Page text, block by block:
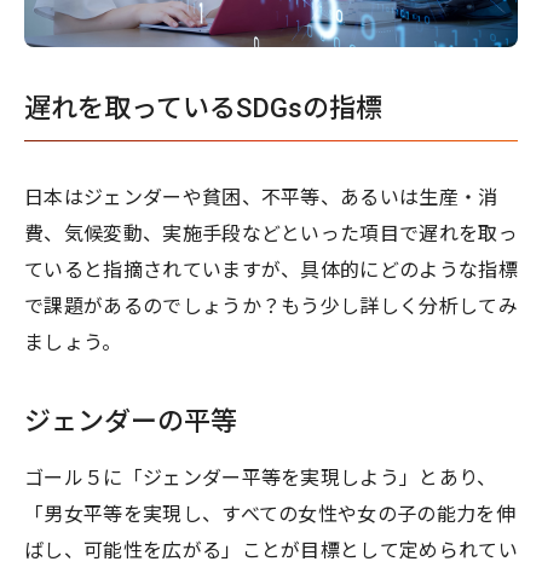
遅れを取っているSDGsの指標
日本はジェンダーや貧困、不平等、あるいは生産・消
費、気候変動、実施手段などといった項目で遅れを取っ
ていると指摘されていますが、具体的にどのような指標
で課題があるのでしょうか？もう少し詳しく分析してみ
ましょう。
ジェンダーの平等
ゴール５に「ジェンダー平等を実現しよう」とあり、
「男女平等を実現し、すべての女性や女の子の能力を伸
ばし、可能性を広がる」ことが目標として定められてい